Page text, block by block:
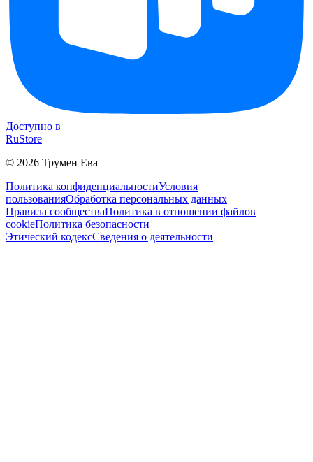
Доступно в
RuStore
© 2026 Трумен Ева
Политика конфиденциальностиУсловия
пользованияОбработка персональных данных
Правила сообществаПолитика в отношении файлов
cookieПолитика безопасности
Этический кодексСведения о деятельности